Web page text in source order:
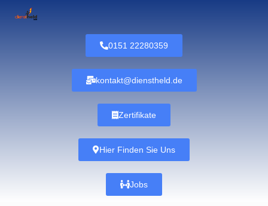
0151 22280359
kontakt@dienstheld.de
Zertifikate
Hier Finden Sie Uns
Jobs